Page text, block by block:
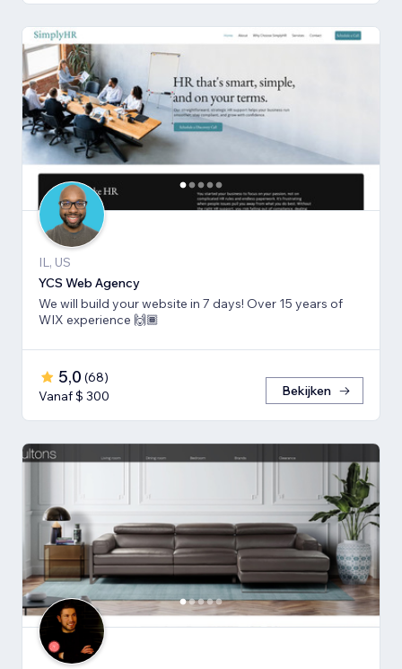
IL, US
YCS Web Agency
We will build your website in 7 days! Over 15 years of
WIX experience 🙌🏾
5,0 (68)
Vanaf $ 300
Bekijken